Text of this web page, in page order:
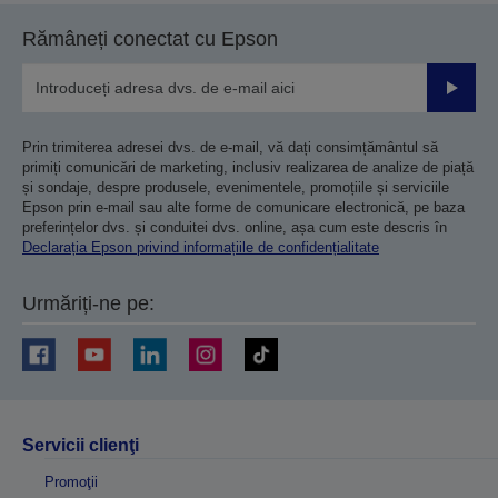
Rămâneți conectat cu Epson
Prin trimiterea adresei dvs. de e-mail, vă dați consimțământul să
primiți comunicări de marketing, inclusiv realizarea de analize de piață
și sondaje, despre produsele, evenimentele, promoțiile și serviciile
Epson prin e-mail sau alte forme de comunicare electronică, pe baza
preferințelor dvs. și conduitei dvs. online, așa cum este descris în
Declarația Epson privind informațiile de confidențialitate
Urmăriți-ne pe:
Servicii clienţi
Promoţii